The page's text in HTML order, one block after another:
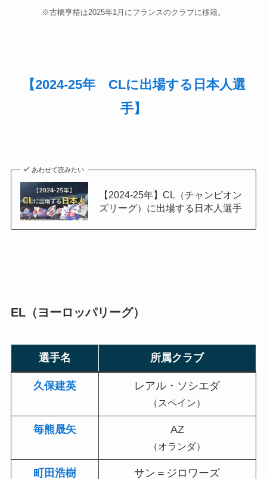
※古橋亨梧は2025年1月にフランスのクラブに移籍。
【2024-25年 CLに出場する日本人選
手】
あわせて読みたい
【2024-25年】CL（チャンピオン
ズリーグ）に出場する日本人選手
EL（ヨーロッパリーグ）
選手名 所属クラブ
久保建英 レアル・ソシエダ
（スペイン）
毎熊晟矢 AZ
（オランダ）
町田浩樹 サン＝ジロワーズ